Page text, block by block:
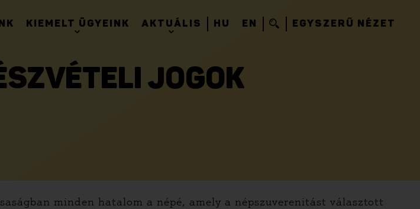
KIEMELT ÜGYEINK AKTUÁLIS HU EN EGYSZERŰ NÉZET
JOGOK
minden hatalom a népé, amely a népszuverenitást választott